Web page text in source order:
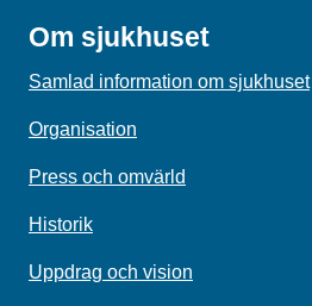
Om sjukhuset
Samlad information om sjukhuset
Organisation
Press och omvärld
Historik
Uppdrag och vision